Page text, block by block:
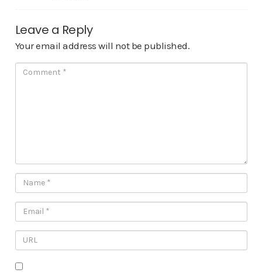
Leave a Reply
Your email address will not be published.